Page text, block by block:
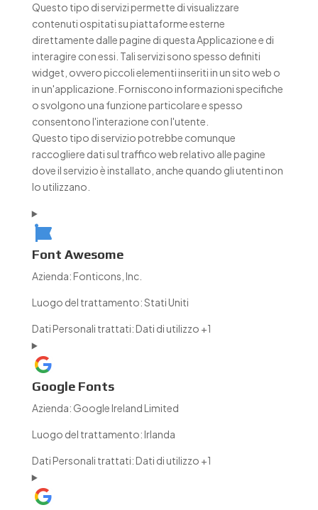
Questo tipo di servizi permette di visualizzare
contenuti ospitati su piattaforme esterne
direttamente dalle pagine di questa Applicazione e di
interagire con essi. Tali servizi sono spesso definiti
widget, ovvero piccoli elementi inseriti in un sito web o
in un'applicazione. Forniscono informazioni specifiche
o svolgono una funzione particolare e spesso
consentono l'interazione con l'utente.
Questo tipo di servizio potrebbe comunque
raccogliere dati sul traffico web relativo alle pagine
dove il servizio è installato, anche quando gli utenti non
lo utilizzano.
Font Awesome
Azienda:Fonticons, Inc.
Luogo del trattamento:Stati Uniti
Dati Personali trattati:Dati di utilizzo +1
Google Fonts
Azienda: Google Ireland Limited
Luogo del trattamento:Irlanda
Dati Personali trattati:Dati di utilizzo +1